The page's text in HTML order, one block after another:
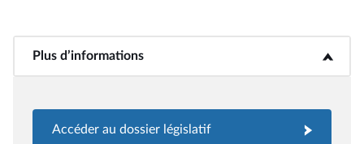
Plus d’informations<b>Plus d’informations</b>
Accéder au dossier législatif